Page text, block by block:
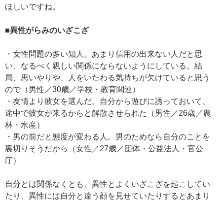
ほしいですね。
■異性がらみのいざこざ
・女性問題の多い知人。あまり信用の出来ない人だと思
い、なるべく親しい関係にならないようにしている。結
局、思いやりや、人をいたわる気持ちが欠けていると思う
ので（男性／30歳／学校・教育関連）
・友情より彼女を選んだ。自分から遊びに誘っておいて、
途中で彼女が来るからと解散させられた（男性／26歳／農
林・水産）
・男の前だと態度が変わる人。男のためなら自分のことを
裏切りそうだから（女性／27歳／団体・公益法人・官公
庁）
自分とは関係なくとも、異性とよくいざこざを起こしてい
たり、異性には自分と違う顔を見せていたりするとあまり